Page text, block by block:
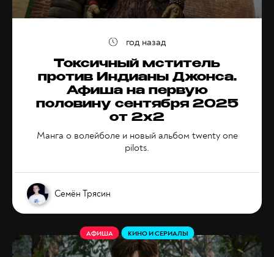
Токсичный мститель
против Индианы Джонса.
Афиша на первую
половину сентября 2025
от 2x2
Манга о волейболе и новый альбом twenty one
pilots.
Семён Трясин
год назад
АФИША КИНО И СЕРИАЛЫ